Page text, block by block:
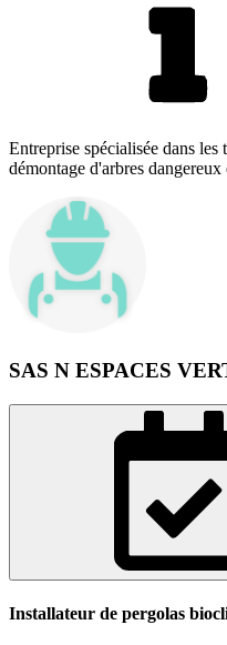
Entreprise spécialisée dans les
démontage d'arbres
SAS N ESPACES
Installateur de pergolas